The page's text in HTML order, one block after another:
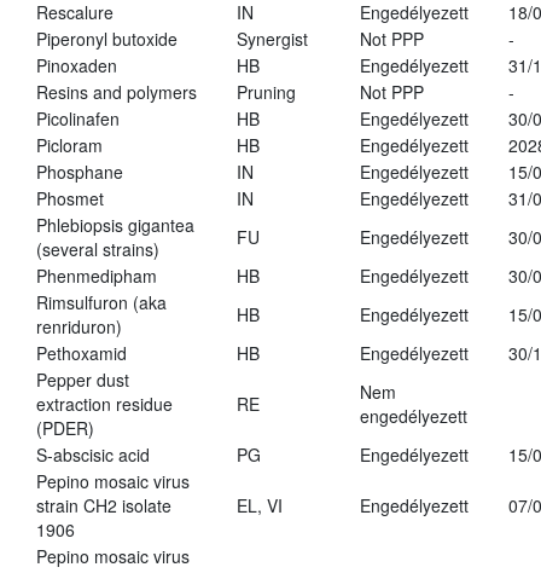
Rescalure
IN Engedélyezett
18/
Piperonyl butoxide
Synergist Not PPP
-
Pinoxaden
HB Engedélyezett
31/
Resins and polymers
Pruning Not PPP
-
Picolinafen
HB Engedélyezett
30/
Picloram
HB Engedélyezett
Phosphane
IN Engedélyezett
15/
Phosmet
IN Engedélyezett
31/
Phlebiopsis gigantea
(several strains)
FU Engedélyezett
30/
Phenmedipham
HB Engedélyezett
30/
Rimsulfuron (aka
renriduron)
HB Engedélyezett
15/
Pethoxamid
HB Engedélyezett
30/
Pepper dust
extraction residue
(PDER)
RE
Nem
engedélyezett
S-abscisic acid
PG Engedélyezett
15/
Pepino mosaic virus
strain CH2 isolate
1906
EL, VI Engedélyezett 07/
Pepino mosaic virus